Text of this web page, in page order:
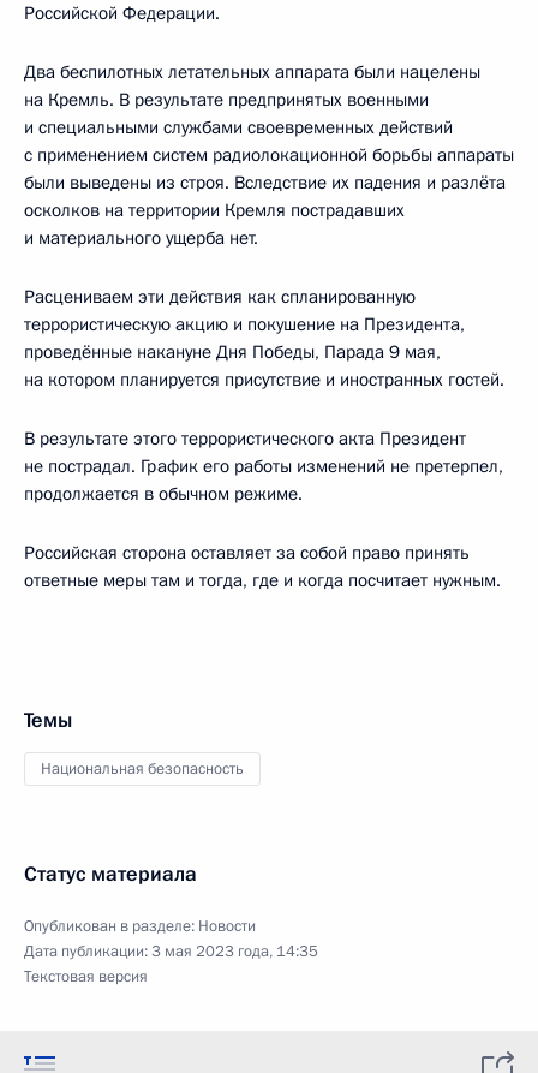
Российской Федерации.
Два беспилотных летательных аппарата были нацелены
на Кремль. В результате предпринятых военными
и специальными службами своевременных действий
с применением систем радиолокационной борьбы аппараты
были выведены из строя. Вследствие их падения и разлёта
осколков на территории Кремля пострадавших
и материального ущерба нет.
Расцениваем эти действия как спланированную
террористическую акцию и покушение на Президента,
проведённые накануне Дня Победы, Парада 9 мая,
на котором планируется присутствие и иностранных гостей.
В результате этого террористического акта Президент
не пострадал. График его работы изменений не претерпел,
продолжается в обычном режиме.
Российская сторона оставляет за собой право принять
ответные меры там и тогда, где и когда посчитает нужным.
Темы
Национальная безопасность
Статус материала
Опубликован в разделе: Новости
Дата публикации:3 мая 2023 года, 14:35
Текстовая версия